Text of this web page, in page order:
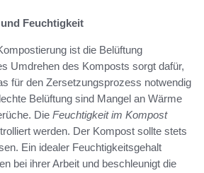
Feuchtigkeit
ist die Belüftung
Umdrehen des Komposts sorgt dafür,
für den Zersetzungsprozess notwendig
Belüftung sind Mangel an Wärme
Die Feuchtigkeit im Kompost
werden. Der Kompost sollte stets
Ein idealer Feuchtigkeitsgehalt
bei ihrer Arbeit und beschleunigt die